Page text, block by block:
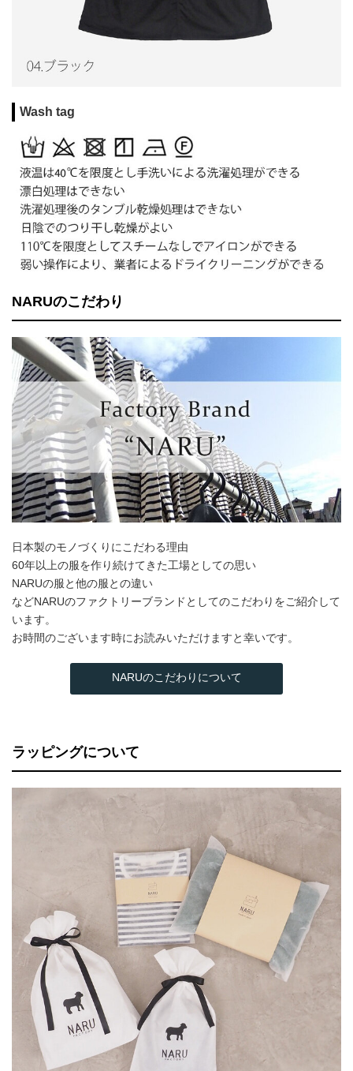
Wash tag
NARUのこだわり
日本製のモノづくりにこだわる理由
60年以上の服を作り続けてきた工場としての思い
NARUの服と他の服との違い
などNARUのファクトリーブランドとしてのこだわりをご紹介して
います。
お時間のございます時にお読みいただけますと幸いです。
NARUのこだわりについて
ラッピングについて